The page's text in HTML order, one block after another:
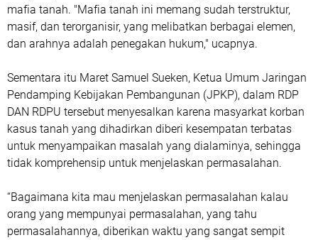
mafia tanah. "Mafia tanah ini memang sudah terstruktur,
masif, dan terorganisir, yang melibatkan berbagai elemen,
dan arahnya adalah penegakan hukum," ucapnya.
Sementara itu Maret Samuel Sueken, Ketua Umum Jaringan
Pendamping Kebijakan Pembangunan (JPKP), dalam RDP
DAN RDPU tersebut menyesalkan karena masyarkat korban
kasus tanah yang dihadirkan diberi kesempatan terbatas
untuk menyampaikan masalah yang dialaminya, sehingga
tidak komprehensip untuk menjelaskan permasalahan.
“Bagaimana kita mau menjelaskan permasalahan kalau
orang yang mempunyai permasalahan, yang tahu
permasalahannya, diberikan waktu yang sangat sempit